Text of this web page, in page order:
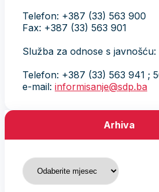
Telefon: +387 (33) 563 900
Fax: +387 (33) 563 901
Služba za odnose s javnošću:
Telefon: +387 (33) 563 941 ;
e-mail: informisanje@sdp.ba
Arhiva
Arhiva